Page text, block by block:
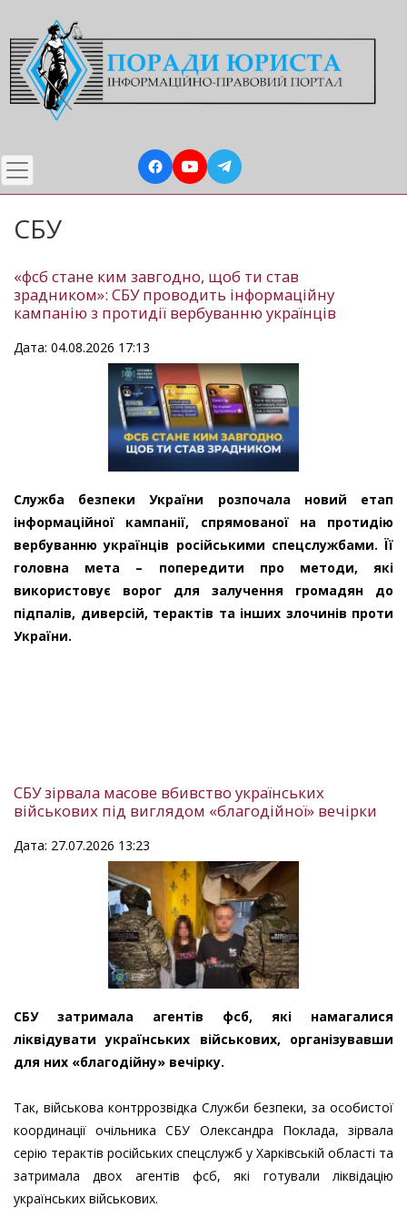
до
основного
вмісту
СБУ
«фсб стане ким завгодно, щоб ти став
зрадником»: СБУ проводить інформаційну
кампанію з протидії вербуванню українців
Дата: 04.08.2026 17:13
Служба безпеки України розпочала новий етап
інформаційної кампанії, спрямованої на протидію
вербуванню українців російськими спецслужбами. Її
головна мета – попередити про методи, які
використовує ворог для залучення громадян до
підпалів, диверсій, терактів та інших злочинів проти
України.
СБУ зірвала масове вбивство українських
військових під виглядом «благодійної» вечірки
Дата: 27.07.2026 13:23
СБУ затримала агентів фсб, які намагалися
ліквідувати українських військових, організувавши
для них «благодійну» вечірку.
Так, військова контррозвідка Служби безпеки, за особистої
координації очільника СБУ Олександра Поклада, зірвала
серію терактів російських спецслужб у Харківській області та
затримала двох агентів фсб, які готували ліквідацію
українських військових.